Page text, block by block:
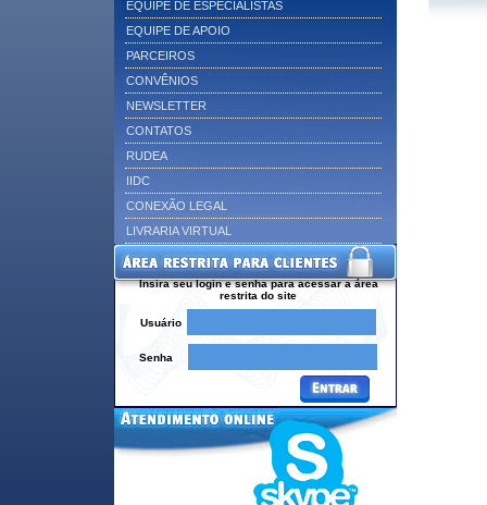
EQUIPE DE ESPECIALISTAS
EQUIPE DE APOIO
PARCEIROS
CONVÊNIOS
NEWSLETTER
CONTATOS
RUDEA
IIDC
CONEXÃO LEGAL
LIVRARIA VIRTUAL
Insira seu login e senha para acessar a área
restrita do site
Usuário
Senha